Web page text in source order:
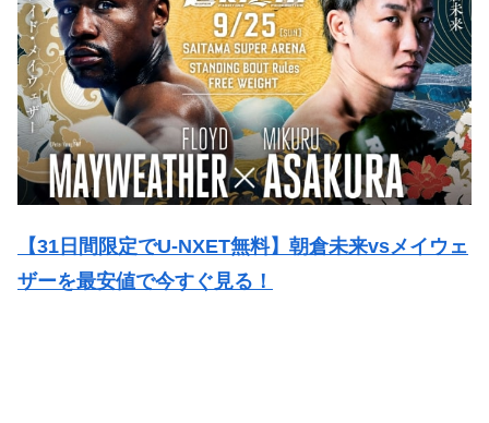
【31日間限定でU-NXET無料】 朝倉未来vsメイウェ
ザーを最安値で今すぐ見る！